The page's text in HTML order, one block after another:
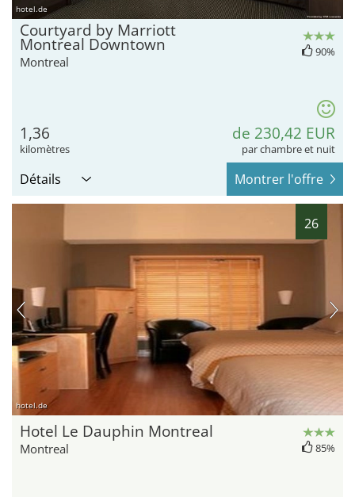
hotel.de
Courtyard by Marriott
Montreal Downtown
Montreal
90%
1,36
kilomètres
de 230,42 EUR
par chambre et nuit
Détails Montrer l'offre
26
hotel.de
Hotel Le Dauphin Montreal
Montreal 85%